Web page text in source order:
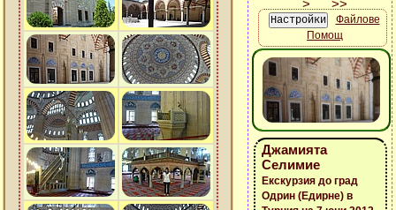
Файлове
Помощ
Джамията
Селимие
Екскурзия до град
Одрин (Едирне) в